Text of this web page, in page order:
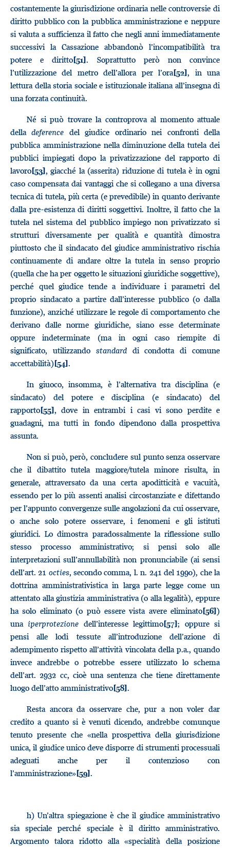
costantemente la giurisdizione ordinaria nelle controversie di
diritto pubblico con la pubblica amministrazione e neppure
si valuta a sufficienza il fatto che negli anni immediatamente
successivi la Cassazione abbandonò l’incompatibilità tra
potere e diritto[51]. Soprattutto però non convince
l’utilizzazione del metro dell’allora per l’ora[52], in una
lettura della storia sociale e istituzionale italiana all’insegna di
una forzata continuità.
Né si può trovare la controprova al momento attuale
delladeference del giudice ordinario nei confronti della
pubblica amministrazione nella diminuzione della tutela dei
pubblici impiegati dopo la privatizzazione del rapporto di
lavoro[53], giacché la (asserita) riduzione di tutela è in ogni
caso compensata dai vantaggi che si collegano a una diversa
tecnica di tutela, più certa (e prevedibile) in quanto derivante
dalla pre-esistenza di diritti soggettivi. Inoltre, il fatto che la
tutela nel sistema del pubblico impiego non privatizzato si
strutturi diversamente per qualità e quantità dimostra
piuttosto che il sindacato del giudice amministrativo rischia
continuamente di andare oltre la tutela in senso proprio
(quella che ha per oggetto le situazioni giuridiche soggettive),
perché quel giudice tende a individuare i parametri del
proprio sindacato a partire dall’interesse pubblico (o dalla
funzione), anziché utilizzare le regole di comportamento che
derivano dalle norme giuridiche, siano esse determinate
oppure indeterminate (ma in ogni caso riempite di
significato, utilizzando standarddi condotta di comune
accettabilità)[54].
In giuoco, insomma, è l’alternativa tra disciplina (e
sindacato) del potere e disciplina (e sindacato) del
rapporto[55], dove in entrambi i casi vi sono perdite e
guadagni, ma tutti in fondo dipendono dalla prospettiva
assunta.
Non si può, però, concludere sul punto senza osservare
che il dibattito tutela maggiore/tutela minore risulta, in
generale, attraversato da una certa apoditticità e vacuità,
essendo per lo più assenti analisi circostanziate e difettando
per l’appunto convergenze sulle angolazioni da cui osservare,
o anche solo potere osservare, i fenomeni e gli istituti
giuridici. Lo dimostra paradossalmente la riflessione sullo
stesso processo amministrativo; si pensi solo alle
interpretazioni sull’annullabilità non pronunciabile (ai sensi
dell’art. 21 octies, secondo comma, l. n. 241 del 1990), che la
dottrina amministrativistica in larga parte legge come un
attentato alla giustizia amministrativa (o alla legalità), eppure
ha solo eliminato (o può essere vista avere eliminato[56])
unaiperprotezione dell’interesse legittimo[57]; oppure si
pensi alle lodi tessute all’introduzione dell’azione di
adempimento rispetto all’attività vincolata della p.a., quando
invece andrebbe o potrebbe essere utilizzato lo schema
dell’art. 2932 cc, cioè una sentenza che tiene direttamente
luogo dell’atto amministrativo[58].
Resta ancora da osservare che, pur a non voler dar
credito a quanto si è venuti dicendo, andrebbe comunque
tenuto presente che «nella prospettiva della giurisdizione
unica, il giudice unico deve disporre di strumenti processuali
adeguati anche per il contenzioso con
l’amministrazione»[59].
h) Un’altra spiegazione è che il giudice amministrativo
sia speciale perché speciale è il diritto amministrativo.
Argomento talora ridotto alla «specialità della posizione